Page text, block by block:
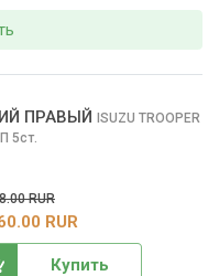
ПРАВЫЙ ISUZU TROOPER
5ст.
RUR
RUR
Купить